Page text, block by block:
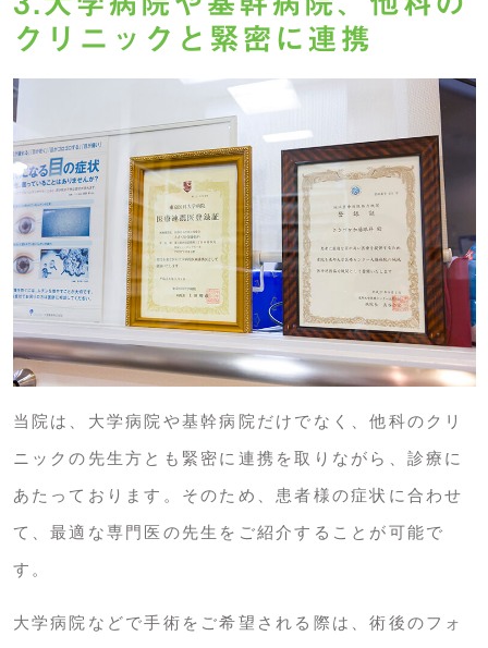
クリニックと緊密に連携
当院は、大学病院や基幹病院だけでなく、他科のクリ
ニックの先生方とも緊密に連携を取りながら、診療に
あたっております。そのため、患者様の症状に合わせ
て、最適な専門医の先生をご紹介することが可能で
す。
大学病院などで手術をご希望される際は、術後のフォ